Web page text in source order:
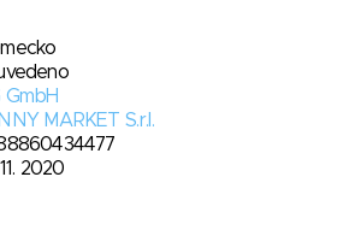
GmbH
MARKET S.r.l.
2020